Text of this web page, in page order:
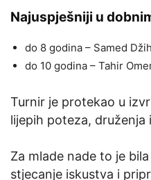
Najuspješniji u
do 8 godina – Samed
do 10 godina – Tahir
Turnir je protekao u
lijepih poteza,
Za mlade nade to je
stjecanje iskustva i